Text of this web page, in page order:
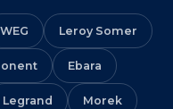
WEG Leroy Somer
Ebara
Legrand Morek